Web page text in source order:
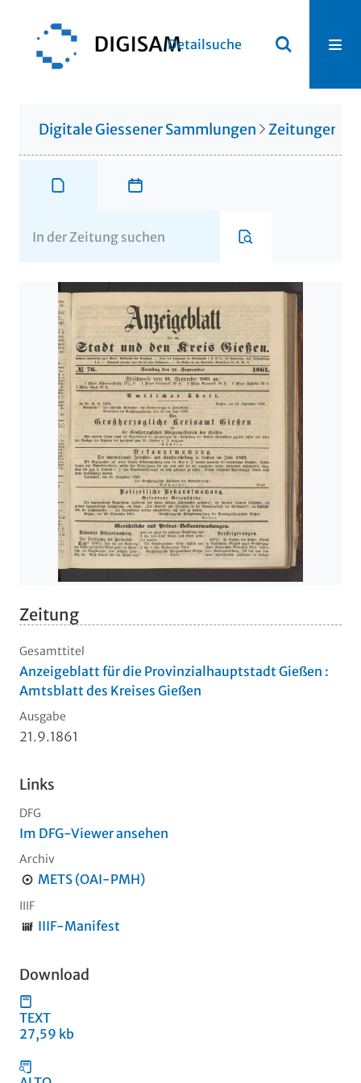
Detailsuche
Digitale Giessener Sammlungen Zeitungen
Zeitung
Gesamttitel
Anzeigeblatt für die Provinzialhauptstadt Gießen :
Amtsblatt des Kreises Gießen
Ausgabe
21.9.1861
Links
DFG
Im DFG-Viewer ansehen
Archiv
METS (OAI-PMH)
IIIF
IIIF-Manifest
Download
TEXT
27,59 kb